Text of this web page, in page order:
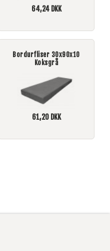
64,24DKK
Bordurfliser 30x90x10
Koksgrå
61,20DKK